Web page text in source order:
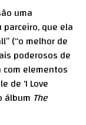
uma
que ela
(“o melhor de
poderosos de
elementos
de ‘I Love
álbum The